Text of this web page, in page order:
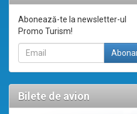
Abonează-te la newsletter-ul
Promo Turism!
Bilete de avion